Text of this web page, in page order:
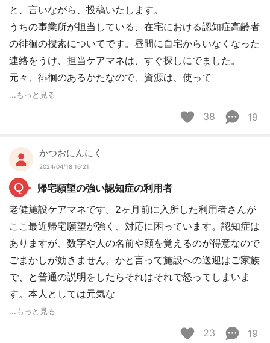
と、言いながら、投稿いたします。
うちの事業所が担当している、在宅における認知症高齢者
の徘徊の捜索についてです。昼間に自宅からいなくなった
連絡をうけ、担当ケアマネは、すぐ探しにでました。
元々、徘徊のあるかたなので、資源は、使って
...もっと見る
38 19
かつおにんにく
2024/04/18 16:21
Q
帰宅願望の強い認知症の利用者
老健施設ケアマネです。2ヶ月前に入所した利用者さんが
ここ最近帰宅願望が強く、対応に困っています。認知症は
ありますが、数字や人の名前や顔を覚えるのが得意なので
ごまかしが効きません。かと言って施設への送迎はご家族
で、と普通の説明をしたらそれはそれで怒ってしまいま
す。本人としては元気な
...もっと見る
23 19